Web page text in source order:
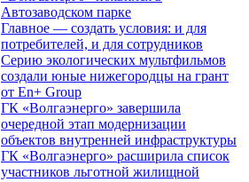
Автозаводском парке
Главное — создать условия: и для
потребителей, и для сотрудников
Серию экологических мультфильмов
создали юные нижегородцы на грант
от En+ Group
ГК «Волгаэнерго» завершила
очередной этап модернизации
объектов внутренней инфраструктуры
ГК «Волгаэнерго» расширила список
участников льготной жилищной